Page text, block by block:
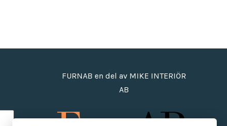
FURNAB en del av MIKE INTERIÖR
AB